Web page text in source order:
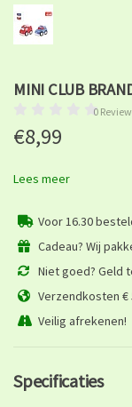
MINI CLUB
0
€8,99
Lees meer
Voor 16.30
Cadeau? Wij
Niet goed? Geld
Verzendkosten €
Veilig afrekenen!
Specificaties